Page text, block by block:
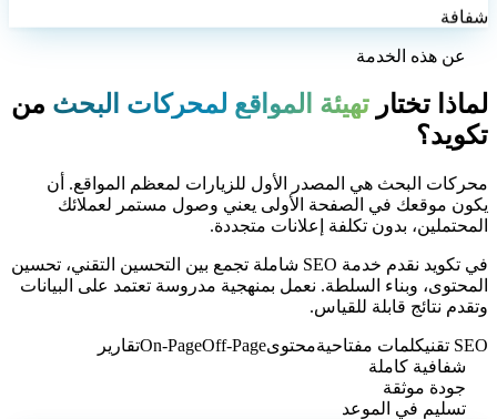
شفافة
عن هذه الخدمة
لماذا تختار تهيئة المواقع لمحركات البحث من
تكويد؟
محركات البحث هي المصدر الأول للزيارات لمعظم المواقع. أن
يكون موقعك في الصفحة الأولى يعني وصول مستمر لعملائك
المحتملين، بدون تكلفة إعلانات متجددة.
في تكويد نقدم خدمة SEO شاملة تجمع بين التحسين التقني، تحسين
المحتوى، وبناء السلطة. نعمل بمنهجية مدروسة تعتمد على البيانات
وتقدم نتائج قابلة للقياس.
SEO تقني كلمات مفتاحيةمحتوى On-PageOff-Page
تقارير
شفافية كاملة
جودة موثقة
تسليم في الموعد